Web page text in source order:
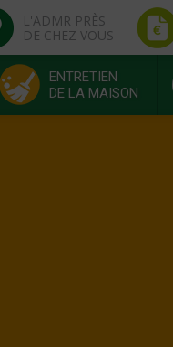
L'ADMR PRÈS
DE CHEZ VOUS
ENTRETIEN
DE LA MAISON